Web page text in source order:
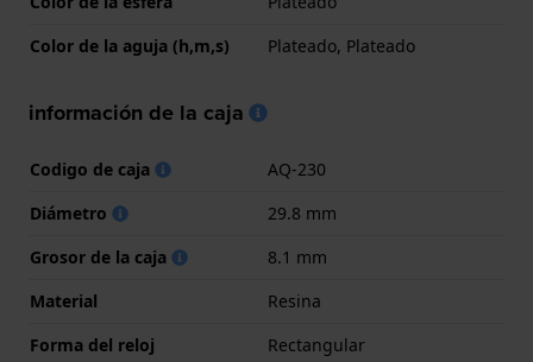
Color de la aguja (h,m,s)
Plateado, Plateado
información de la caja
Codigo de caja
AQ-230
Diámetro
29.8 mm
Grosor de la caja
8.1 mm
Material
Resina
Forma del reloj
Rectangular